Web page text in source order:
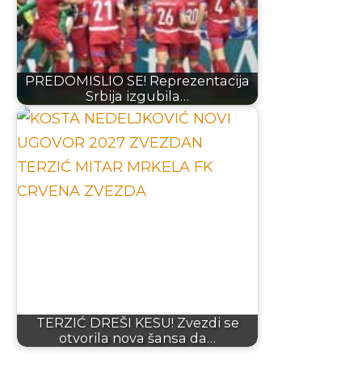
PREDOMISLIO SE! Reprezentacija
Srbija izgubila…
TERZIĆ DREŠI KESU! Zvezdi se
otvorila nova šansa da…